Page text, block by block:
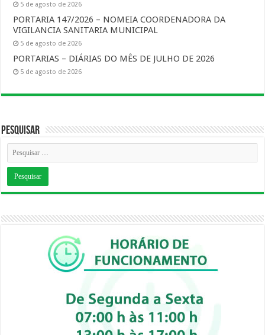
5 de agosto de 2026
PORTARIA 147/2026 – NOMEIA COORDENADORA DA
VIGILANCIA SANITARIA MUNICIPAL
5 de agosto de 2026
PORTARIAS – DIÁRIAS DO MÊS DE JULHO DE 2026
5 de agosto de 2026
Pesquisar